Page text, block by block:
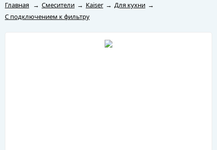
Главная → Смесители → Kaiser → Для кухни →
С подключением к фильтру